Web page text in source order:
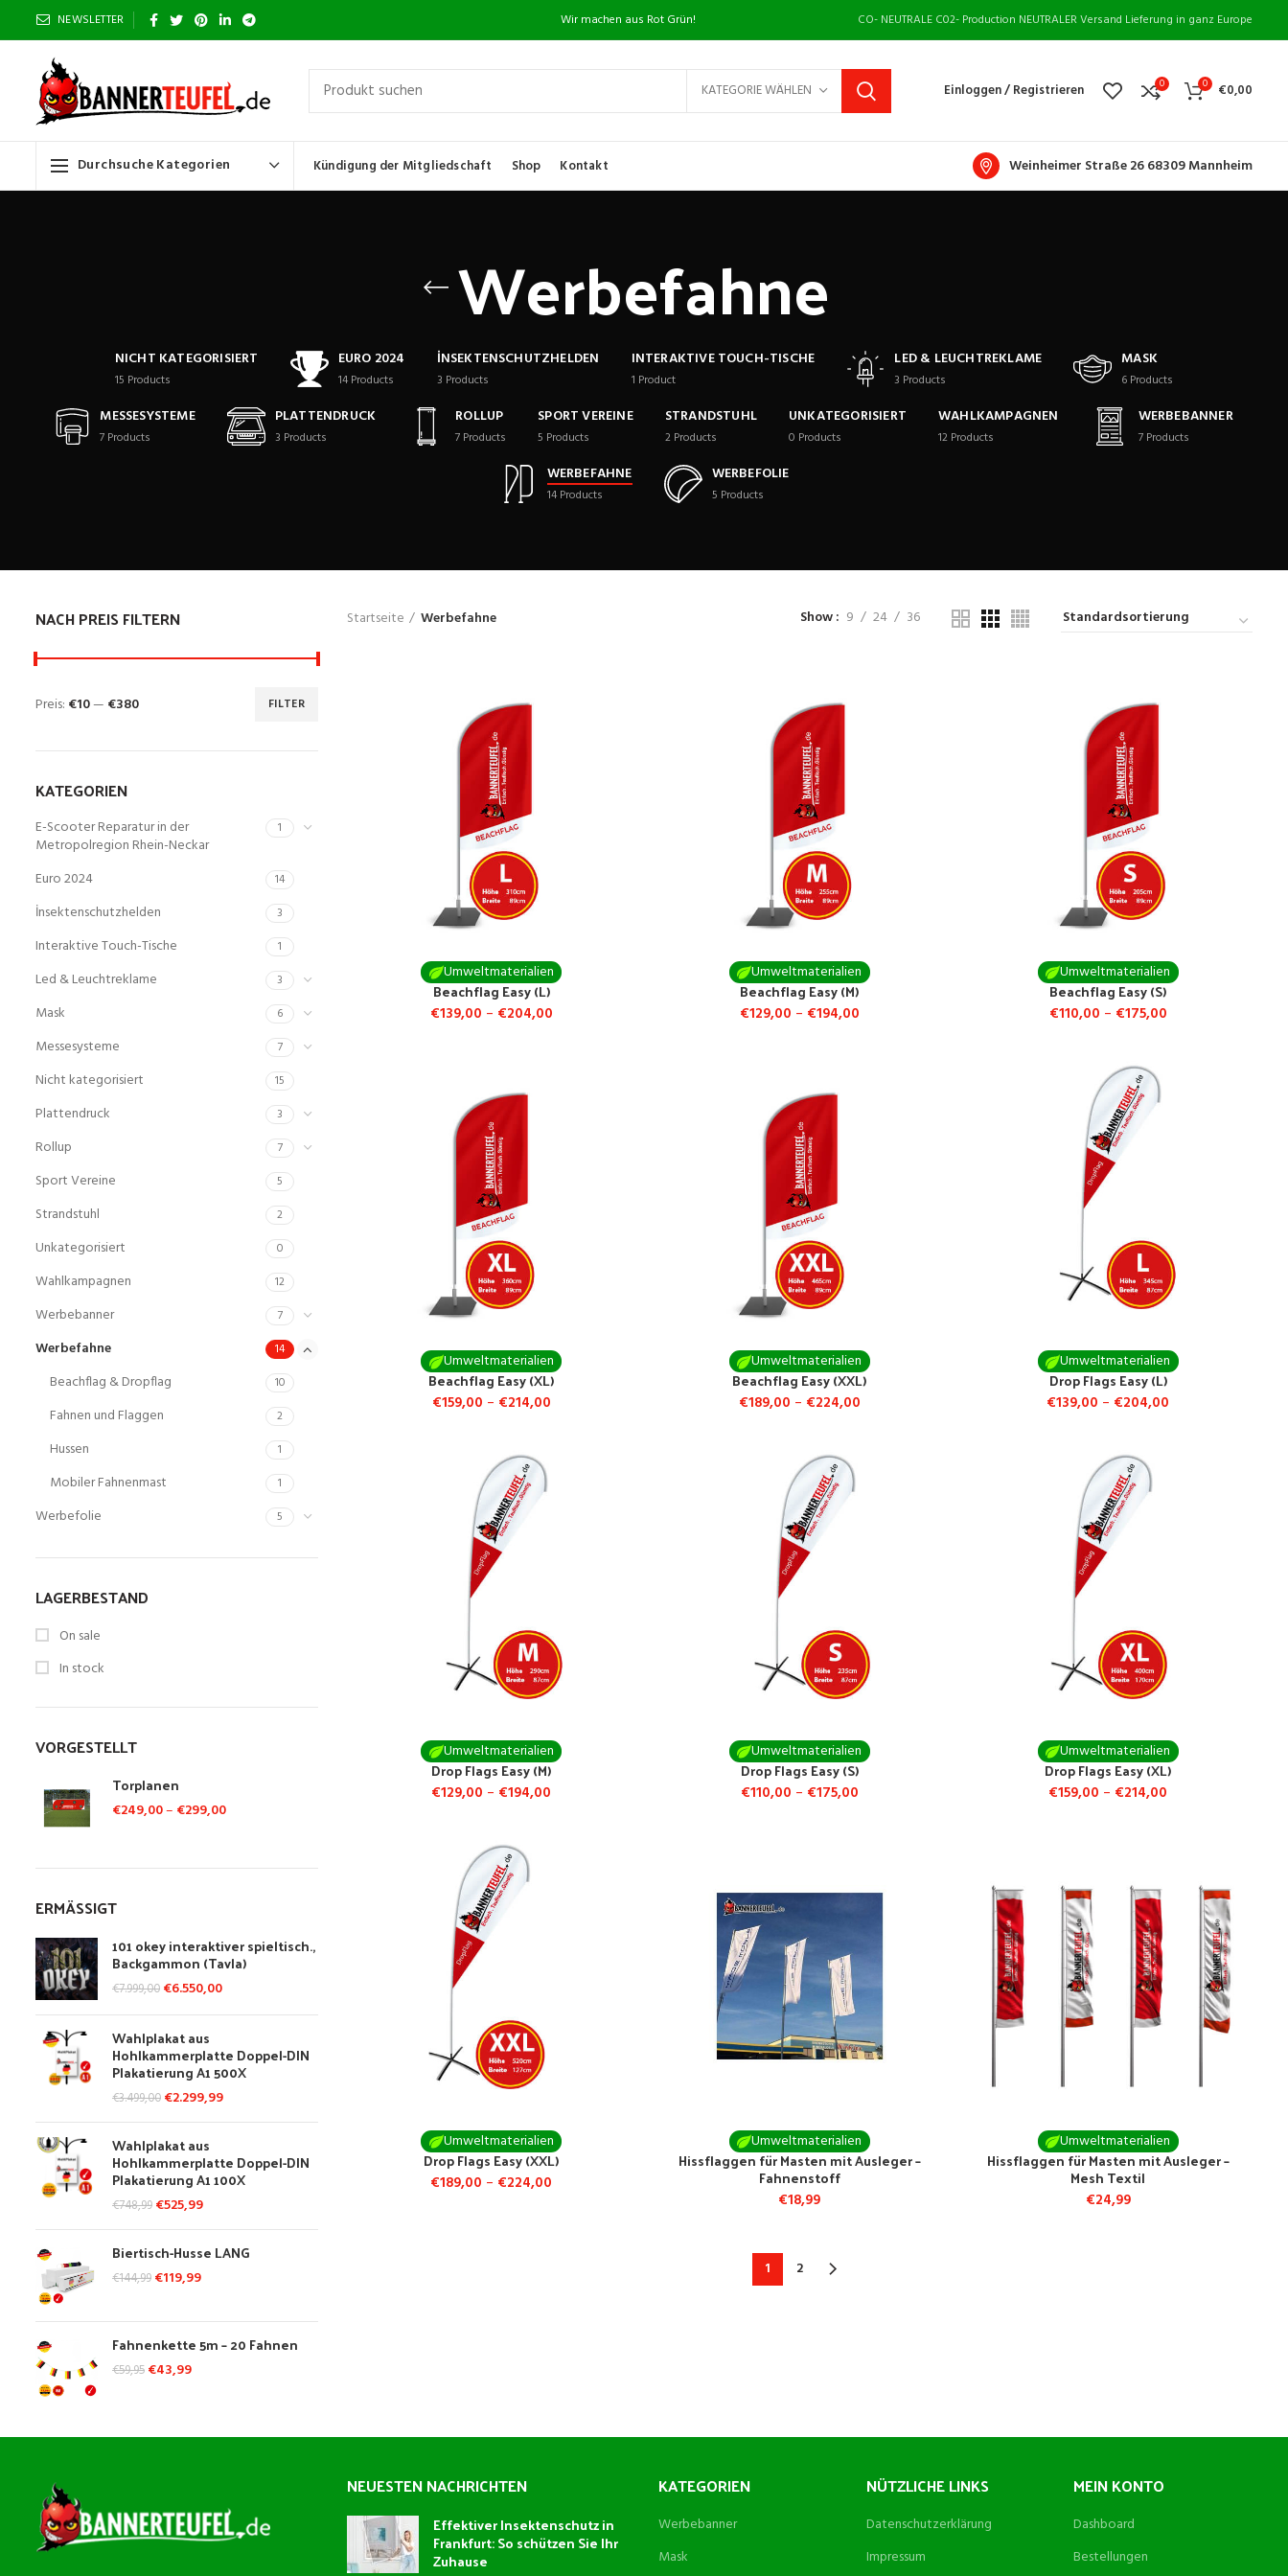
NEWSLETTER Wir machen aus Rot Grün! CO- NEUTRALE C02- Production NEUTRALER Versand Lieferung in ganz Europe
KATEGORIE WÄHLEN Einloggen / Registrieren 0 0 €0,00
Durchsuche Kategorien Kündigung der Mitgliedschaft Shop Kontakt Weinheimer Straße 26 68309 Mannheim
Werbefahne
NICHT KATEGORISIERT
15 Products
EURO 2024
14 Products
İNSEKTENSCHUTZHELDEN
3 Products
INTERAKTIVE TOUCH-TISCHE
1 Product
LED & LEUCHTREKLAME
3 Products
MASK
6 Products
MESSESYSTEME
7 Products
PLATTENDRUCK
3 Products
ROLLUP
7 Products
SPORT VEREINE
5 Products
STRANDSTUHL
2 Products
UNKATEGORISIERT
0 Products
WAHLKAMPAGNEN
12 Products
WERBEBANNER
7 Products
WERBEFAHNE
14 Products
WERBEFOLIE
5 Products
NACH PREIS FILTERN
FILTER
Preis: €10— €380
KATEGORIEN
E-Scooter Reparatur in der
Metropolregion Rhein-Neckar
1
Euro 2024 14
İnsektenschutzhelden 3
Interaktive Touch-Tische 1
Led & Leuchtreklame 3
Mask 6
Messesysteme 7
Nicht kategorisiert 15
Plattendruck 3
Rollup 7
Sport Vereine 5
Strandstuhl 2
Unkategorisiert 0
Wahlkampagnen 12
Werbebanner 7
Werbefahne 14
Beachflag & Dropflag 10
Fahnen und Flaggen 2
Hussen 1
Mobiler Fahnenmast 1
Werbefolie 5
LAGERBESTAND
On sale
In stock
VORGESTELLT
Torplanen
€249,00– €299,00
ERMÄSSIGT
101 okey interaktiver spieltisch.,
Backgammon (Tavla)
€7.999,00 €6.550,00
Wahlplakat aus
Hohlkammerplatte Doppel-DIN
Plakatierung A1 500X
€3.499,00 €2.299,99
Wahlplakat aus
Hohlkammerplatte Doppel-DIN
Plakatierung A1 100X
€748,99 €525,99
Biertisch-Husse LANG
€144,99 €119,99
Fahnenkette 5m – 20 Fahnen
€59,95 €43,99
Startseite Werbefahne Show 9 24 36
Umweltmaterialien
Beachflag Easy (L)
€139,00 – €204,00
Umweltmaterialien
Beachflag Easy (M)
€129,00 – €194,00
Umweltmaterialien
Beachflag Easy (S)
€110,00 – €175,00
Umweltmaterialien
Beachflag Easy (XL)
€159,00 – €214,00
Umweltmaterialien
Beachflag Easy (XXL)
€189,00 – €224,00
Umweltmaterialien
Drop Flags Easy (L)
€139,00 – €204,00
Umweltmaterialien
Drop Flags Easy (M)
€129,00 – €194,00
Umweltmaterialien
Drop Flags Easy (S)
€110,00 – €175,00
Umweltmaterialien
Drop Flags Easy (XL)
€159,00 – €214,00
Umweltmaterialien
Drop Flags Easy (XXL)
€189,00 – €224,00
Umweltmaterialien
Hissflaggen für Masten mit Ausleger –
Fahnenstoff
€18,99
Umweltmaterialien
Hissflaggen für Masten mit Ausleger –
Mesh Textil
€24,99
1 2
NEUESTEN NACHRICHTEN
Effektiver Insektenschutz in
Frankfurt: So schützen Sie Ihr
Zuhause
KATEGORIEN
Werbebanner
Mask
NÜTZLICHE LINKS
Datenschutzerklärung
Impressum
MEIN KONTO
Dashboard
Bestellungen